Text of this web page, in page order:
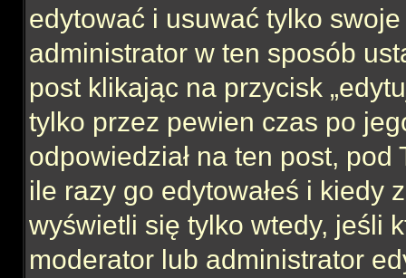
edytować i usuwać tylko
administrator w ten sposób
post klikając na przycisk
tylko przez pewien czas po
odpowiedział na ten post,
ile razy go edytowałeś i kiedy
wyświetli się tylko wtedy, jeśli
moderator lub administrator